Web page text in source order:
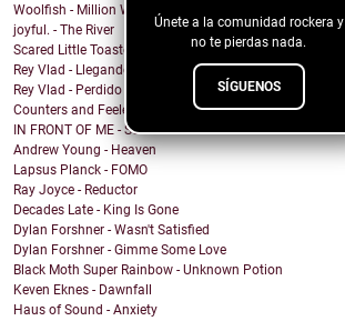
Únete a la comunidad rockera y
no te pierdas nada.
SÍGUENOS
Woolfish - Million Ways
joyful. - The River
Scared Little Toaster - NO DECAF
Rey Vlad - Llegando al puerto
Rey Vlad - Perdido en altamar
Counters and Feelers - Golden Rule
IN FRONT OF ME - Screen Maniac
Andrew Young - Heaven
Lapsus Planck - FOMO
Ray Joyce - Reductor
Decades Late - King Is Gone
Dylan Forshner - Wasn't Satisfied
Dylan Forshner - Gimme Some Love
Black Moth Super Rainbow - Unknown Potion
Keven Eknes - Dawnfall
Haus of Sound - Anxiety